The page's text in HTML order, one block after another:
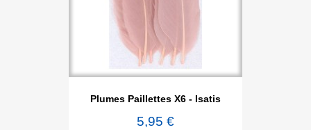
Plumes Paillettes X6 - Isatis
5,95 €